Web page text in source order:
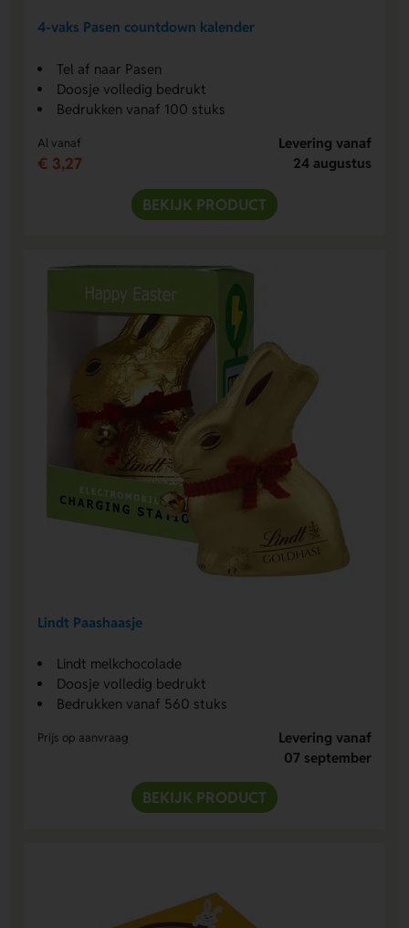
4-vaks Pasen countdown kalender
Tel af naar Pasen
Doosje volledig bedrukt
Bedrukken vanaf 100 stuks
Al vanaf
€ 3,27
Levering vanaf
24 augustus
BEKIJK PRODUCT
Lindt Paashaasje
Lindt melkchocolade
Doosje volledig bedrukt
Bedrukken vanaf 560 stuks
Prijs op aanvraag
Levering vanaf
07 september
BEKIJK PRODUCT